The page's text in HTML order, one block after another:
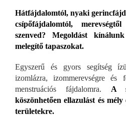
Hátfájdalomtól, nyaki
csípőfájdalomtól,
szenved? Megoldást
melegítő tapaszokat.
Egyszerű és gyors segítség
izomlázra, izommerevségre és
menstruációs fájdalomra. A
köszönhetően ellazulást és
területekre.